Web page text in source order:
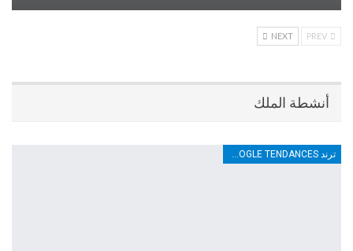
NEXT
أنشطة الملك
ترند TRENDS GOOGLE TENDANCES